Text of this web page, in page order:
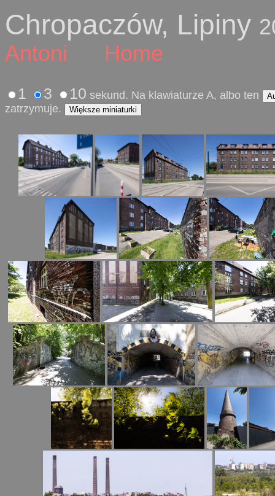
Chropaczów, Lipiny
Antoni
Home
1 3 10 sekund. Na klawiaturze A, albo ten
zatrzymuje. Większe miniaturki